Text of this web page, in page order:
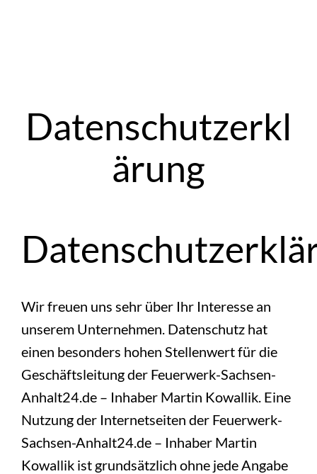
Inhalt
springen
Datenschutzerkl
ärung
Wir freuen uns sehr über Ihr Interesse an
unserem Unternehmen. Datenschutz hat
einen besonders hohen Stellenwert für die
Geschäftsleitung der Feuerwerk-Sachsen-
Anhalt24.de – Inhaber Martin Kowallik. Eine
Nutzung der Internetseiten der Feuerwerk-
Sachsen-Anhalt24.de – Inhaber Martin
Kowallik ist grundsätzlich ohne jede Angabe